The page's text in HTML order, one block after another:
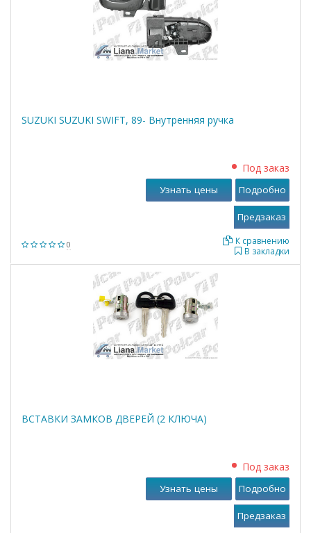
SUZUKI SUZUKI SWIFT, 89- Внутренняя ручка
0
Под заказ
В закладки
К сравнению
Узнать цены Подробно
ВСТАВКИ ЗАМКОВ ДВЕРЕЙ (2 КЛЮЧА)
Под заказ
Узнать цены Подробно